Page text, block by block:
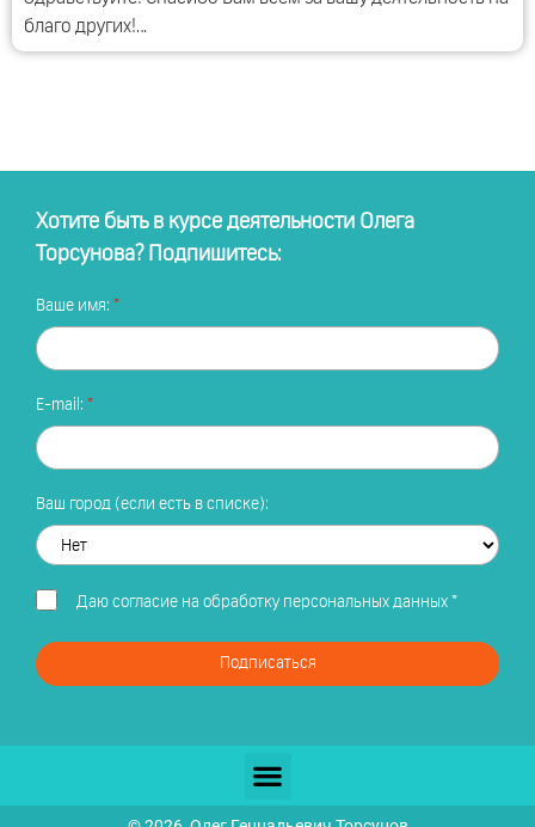
благо других!…
Хотите быть в курсе деятельности Олега
Торсунова? Подпишитесь:
Ваше имя:
E-mail:
Ваш город (если есть в списке):
Даю согласие на обработку персональных данных*
Подписаться